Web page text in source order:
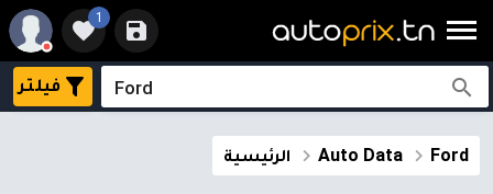
1
فيلتر
الرئيسية Auto Data Ford